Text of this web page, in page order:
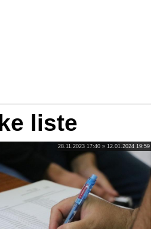
liste
28.11.2023 17:40 » 12.01.2024 19:59